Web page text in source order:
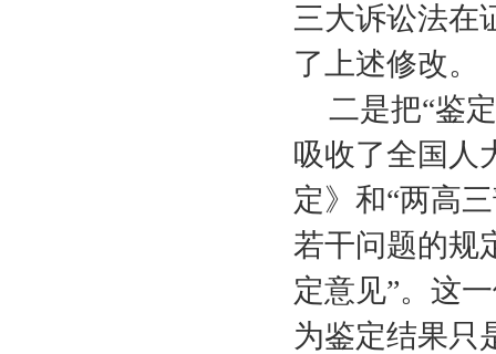
三大诉讼法在
了上述修改。
二是把“鉴
吸收了全国人
定》和“两高
若干问题的规
定意见”。这
为鉴定结果只